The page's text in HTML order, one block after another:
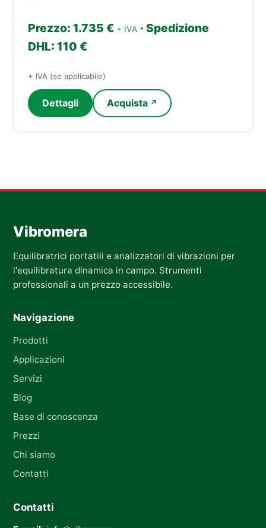
Prezzo: 1.735 € + IVA · Spedizione
DHL: 110 €
+ IVA (se applicabile)
Dettagli Acquista ↗
Vibromera
Equilibratrici portatili e analizzatori di vibrazioni per
l'equilibratura dinamica in campo. Strumenti
professionali a un prezzo accessibile.
Navigazione
Prodotti
Applicazioni
Servizi
Blog
Base di conoscenza
Prezzi
Chi siamo
Contatti
Contatti